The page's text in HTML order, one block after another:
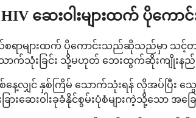
ဆေးဝါးများထက် ပိုကော
စရာများထက် ပိုကောင်းသည်ဆိုသည်မှာ သ
သုံးခြင်း သို့မဟုတ် ဘေးထွက်ဆိုးကျိုးနည်းပ
ေ့လျှင် နှစ်ကြိမ် သောက်သုံးရန် လိုအပ်ပြီး သွ
ဆေးဝါးခုခံနိုင်စွမ်းပုံစံများကဲ့သို့သော အခြ